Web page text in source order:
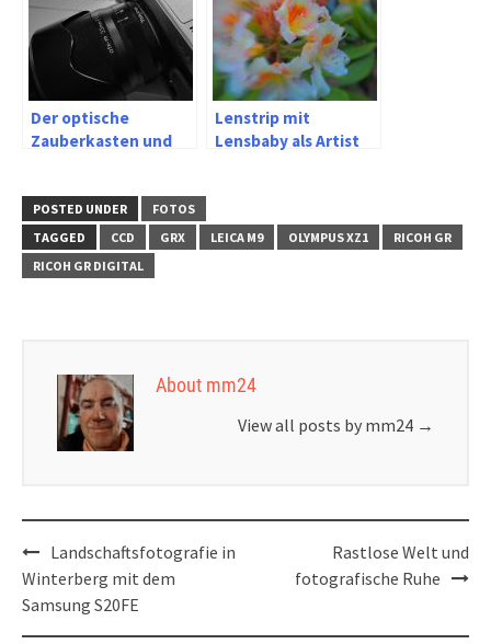
Der optische
Zauberkasten und
Lenstrip mit
Lensbaby als Artist
POSTED UNDER
FOTOS
TAGGED
CCD GRX LEICA M9 OLYMPUS XZ1
RICOH GR
RICOH GR DIGITAL
About mm24
View all posts by mm24 →
Post
navigation
Landschaftsfotografie in
Winterberg mit dem
Samsung S20FE
Rastlose Welt und
fotografische Ruhe